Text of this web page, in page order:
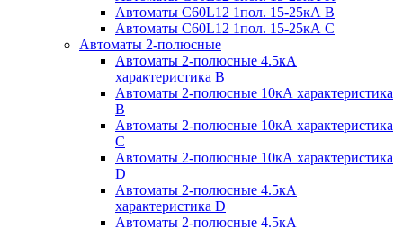
Автоматы С60L12 1пол. 15-25кА В
Автоматы С60L12 1пол. 15-25кА С
Автоматы 2-полюсные
Автоматы 2-полюсные 4.5кА
характеристика В
Автоматы 2-полюсные 10кА характеристика
B
Автоматы 2-полюсные 10кА характеристика
C
Автоматы 2-полюсные 10кА характеристика
D
Автоматы 2-полюсные 4.5кА
характеристика D
Автоматы 2-полюсные 4.5кА